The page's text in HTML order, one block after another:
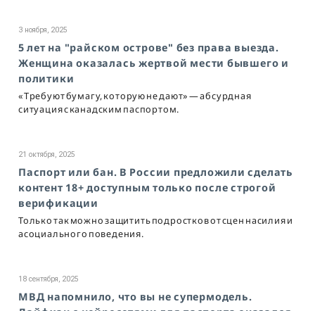
3 ноября, 2025
5 лет на "райском острове" без права выезда.
Женщина оказалась жертвой мести бывшего и
политики
«Требуют бумагу, которую не дают» — абсурдная
ситуация с канадским паспортом.
21 октября, 2025
Паспорт или бан. В России предложили сделать
контент 18+ доступным только после строгой
верификации
Только так можно защитить подростков от сцен насилия и
асоциального поведения.
18 сентября, 2025
МВД напомнило, что вы не супермодель.